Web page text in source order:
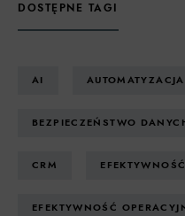
DOSTĘPNE TAGI
AI AUTOMATYZACJA
BEZPIECZEŃSTWO
CRM EFEKTYWNOŚĆ
EFEKTYWNOŚĆ